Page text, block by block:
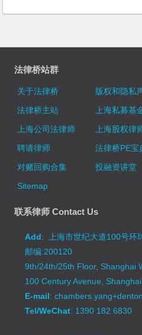
法律桥站群
关于法律桥 版权和隐私
法律桥主站
上海私募基
上海公司法律师
上海股权律
聘请律师
法律桥PE宝
对赌回购合集
投融资讲堂
Sitemap
联系律师 Contact Us
Add: 上海市世纪大道100号环
邮编:200120
9th/24th/25th Floor, Shanghai
100 Century Avenue,
E-mail:
Tel/WeChat: 1390 182 6830